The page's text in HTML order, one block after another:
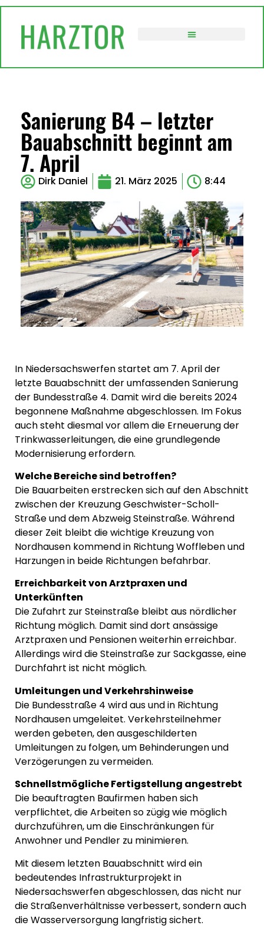
Sanierung B4 – letzter
Bauabschnitt beginnt am
7. April
Dirk Daniel 21. März 2025 8:44
In Niedersachswerfen startet am 7. April der
letzte Bauabschnitt der umfassenden Sanierung
der Bundesstraße 4. Damit wird die bereits 2024
begonnene Maßnahme abgeschlossen. Im Fokus
auch steht diesmal vor allem die Erneuerung der
Trinkwasserleitungen, die eine grundlegende
Modernisierung erfordern.
Welche Bereiche sind betroffen?
Die Bauarbeiten erstrecken sich auf den Abschnitt
zwischen der Kreuzung Geschwister-Scholl-
Straße und dem Abzweig Steinstraße. Während
dieser Zeit bleibt die wichtige Kreuzung von
Nordhausen kommend in Richtung Woffleben und
Harzungen in beide Richtungen befahrbar.
Erreichbarkeit von Arztpraxen und
Unterkünften
Die Zufahrt zur Steinstraße bleibt aus nördlicher
Richtung möglich. Damit sind dort ansässige
Arztpraxen und Pensionen weiterhin erreichbar.
Allerdings wird die Steinstraße zur Sackgasse, eine
Durchfahrt ist nicht möglich.
Umleitungen und Verkehrshinweise
Die Bundesstraße 4 wird aus und in Richtung
Nordhausen umgeleitet. Verkehrsteilnehmer
werden gebeten, den ausgeschilderten
Umleitungen zu folgen, um Behinderungen und
Verzögerungen zu vermeiden.
Schnellstmögliche Fertigstellung angestrebt
Die beauftragten Baufirmen haben sich
verpflichtet, die Arbeiten so zügig wie möglich
durchzuführen, um die Einschränkungen für
Anwohner und Pendler zu minimieren.
Mit diesem letzten Bauabschnitt wird ein
bedeutendes Infrastrukturprojekt in
Niedersachswerfen abgeschlossen, das nicht nur
die Straßenverhältnisse verbessert, sondern auch
die Wasserversorgung langfristig sichert.